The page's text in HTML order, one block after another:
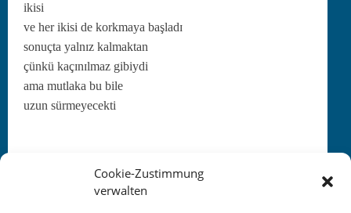
Cookie-Zustimmung
verwalten
ikisi
ve her ikisi de kork­maya başladɪ
sonuç­ta yal­nɪz kalmaktan
çünkü kaçɪnɪl­maz gibiydi
ama mut­la­ka bu bile
uzun sürmeye­cek­ti